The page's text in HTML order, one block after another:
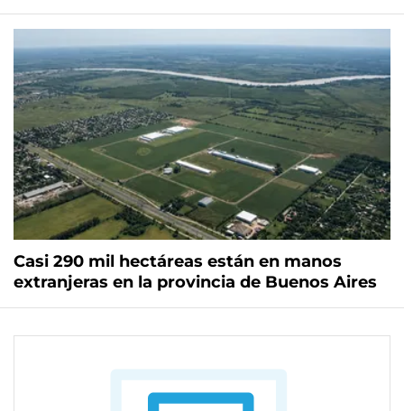
Casi 290 mil hectáreas están en manos
extranjeras en la provincia de Buenos Aires